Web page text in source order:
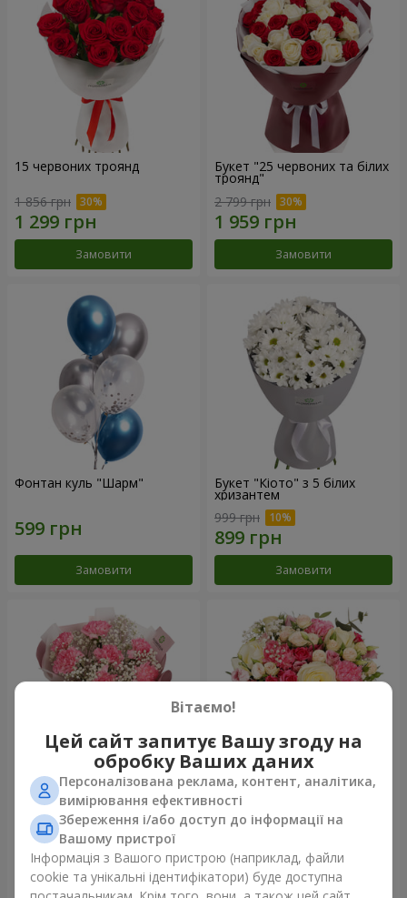
15 червоних троянд
1 856 грн
Замовити
Букет "25 червоних та білих
троянд"
2 799 грн
Замовити
Фонтан куль "Шарм"
Замовити
Букет "Кіото" з 5 білих
хризантем
999 грн
Замовити
Букет "Королева
Карибського моря"
1 249 грн
Замовити
Квіти в коробці "Помпадур"
Замовити
Вітаємо!
Цей сайт запитує Вашу згоду на
обробку Ваших даних
Персоналізована реклама, контент, аналітика,
вимірювання ефективності
Збереження і/або доступ до інформації на
Вашому пристрої
Інформація з Вашого пристрою (наприклад, файли
cookie та унікальні ідентифікатори) буде доступна